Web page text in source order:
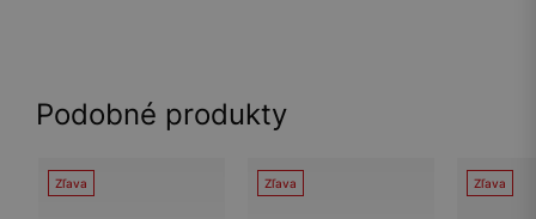
Podobné produkty
Zľava Zľava Zľava